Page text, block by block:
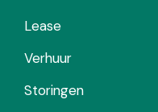
Lease
Verhuur
Storingen